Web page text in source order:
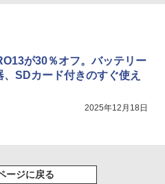
が30％オフ。バッテリー
、SDカード付きのすぐ使え
2025年12月18日
ージに戻る